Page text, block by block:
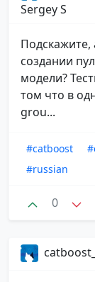
Sergey S
Подскажите,
создании
модели?
том что в
grou...
#catboost
#russian
0